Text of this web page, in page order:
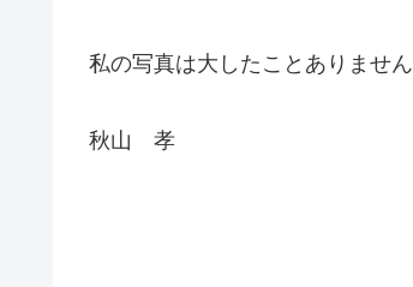
私の写真は大したことありませ
秋山 孝